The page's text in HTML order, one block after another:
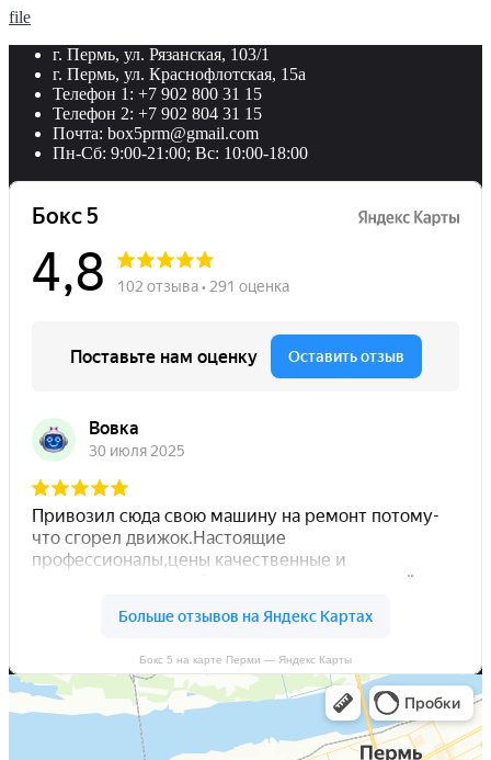
file
г. Пермь, ул. Рязанская, 103/1
г. Пермь, ул. Краснофлотская, 15а
Телефон 1: +7 902 800 31 15
Телефон 2: +7 902 804 31 15
Почта: box5prm@gmail.com
Пн-Сб: 9:00-21:00; Вс: 10:00-18:00
Бокс 5 на карте Перми — Яндекс Карты